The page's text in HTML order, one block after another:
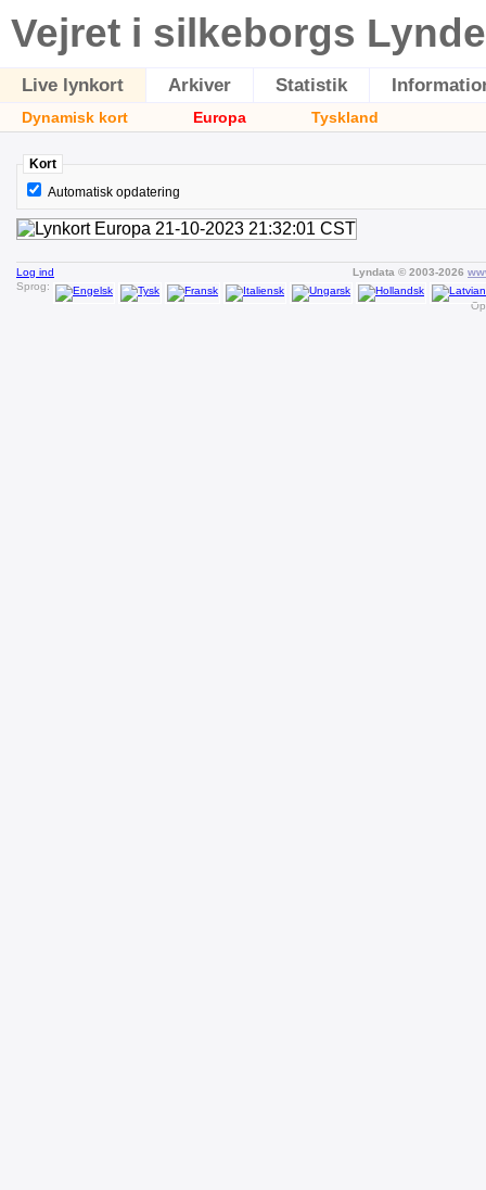
Vejret i silkeborgs
Live lynkort Arkiver Statistik
Dynamisk kort Europa Tyskland
Kort
Automatisk opdatering
Log ind
Sprog:
Lyndata © 2003-2026